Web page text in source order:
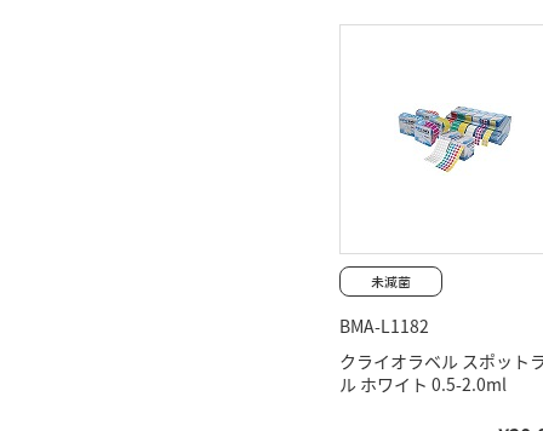
BMA-L1182
クライオラベル スポット
ル ホワイト 0.5-2.0ml